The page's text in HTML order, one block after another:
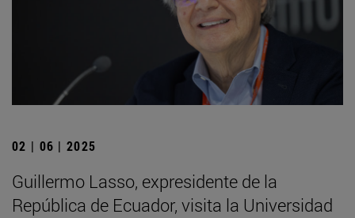
02 | 06 | 2025
Guillermo Lasso, expresidente de la
República de Ecuador, visita la Universidad